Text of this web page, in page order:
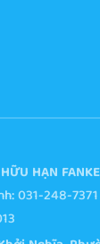
HẠN
031-248-7371